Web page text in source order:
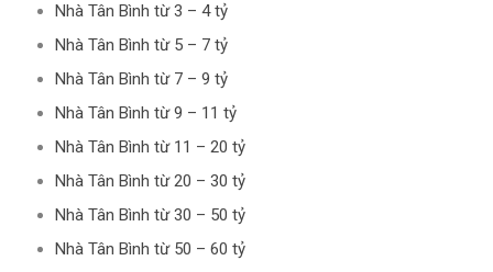
Nhà Tân Bình từ 3 – 4 tỷ
Nhà Tân Bình từ 5 – 7 tỷ
Nhà Tân Bình từ 7 – 9 tỷ
Nhà Tân Bình từ 9 – 11 tỷ
Nhà Tân Bình từ 11 – 20 tỷ
Nhà Tân Bình từ 20 – 30 tỷ
Nhà Tân Bình từ 30 – 50 tỷ
Nhà Tân Bình từ 50 – 60 tỷ